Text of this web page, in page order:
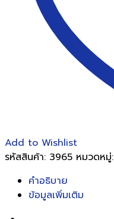
Add to Wishlist
รหัสสินค้า: 3965 หมวดหมู่:
คำอธิบาย
ข้อมูลเพิ่มเติม